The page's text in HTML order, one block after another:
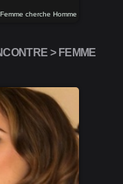
Femme cherche Homme
> FEMME